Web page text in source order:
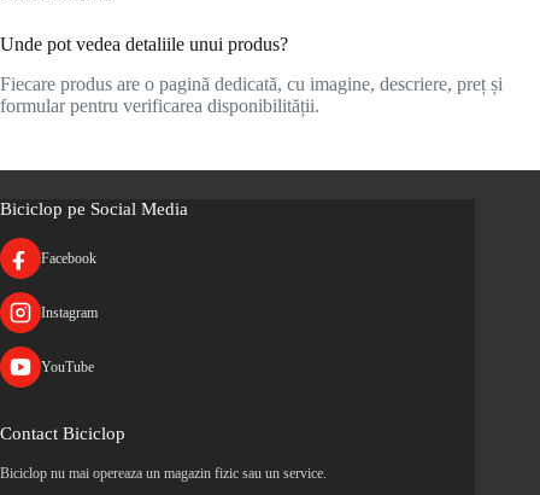
Unde pot vedea detaliile unui produs?
Fiecare produs are o pagină dedicată, cu imagine, descriere, preț și
formular pentru verificarea disponibilității.
Biciclop pe Social Media
Facebook
Instagram
YouTube
Contact Biciclop
Biciclop nu mai opereaza un magazin fizic sau un service.